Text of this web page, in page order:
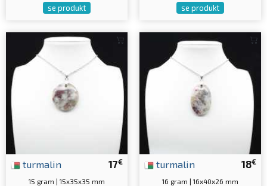
se produkt se produkt
17€
turmalin
15 gram | 15x35x35 mm
18€
turmalin
16 gram | 16x40x26 mm